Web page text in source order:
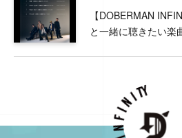
【DOBERMAN
と一緒に聴きたい楽